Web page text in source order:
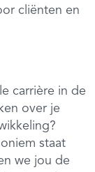
cliënten en
carrière in de
over je
staat
we jou de